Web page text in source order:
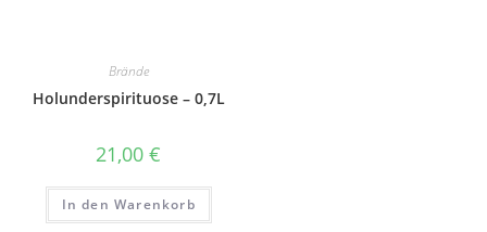
Brände
Holunderspirituose – 0,7L
21,00€
In den Warenkorb